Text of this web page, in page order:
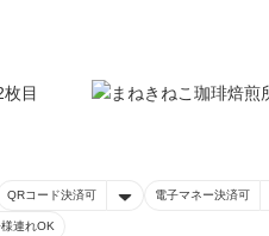
QRコード決済可 電子マネー決済可
連れOK